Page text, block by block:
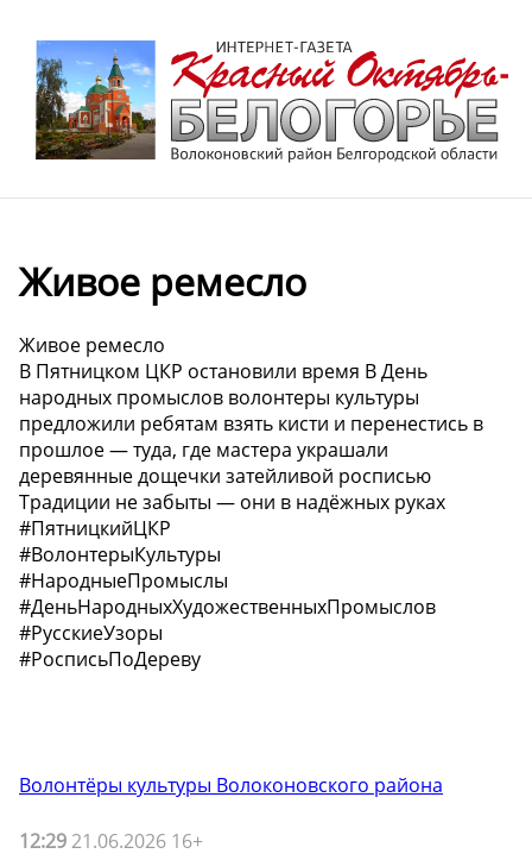
Живое ремесло
Живое ремесло
В Пятницком ЦКР остановили время В День
народных промыслов волонтеры культуры
предложили ребятам взять кисти и перенестись в
прошлое — туда, где мастера украшали
деревянные дощечки затейливой росписью
Традиции не забыты — они в надёжных руках
#ПятницкийЦКР
#ВолонтерыКультуры
#НародныеПромыслы
#ДеньНародныхХудожественныхПромыслов
#РусскиеУзоры
#РосписьПоДереву
Волонтёры культуры Волоконовского района
12:29 21.06.2026 16+